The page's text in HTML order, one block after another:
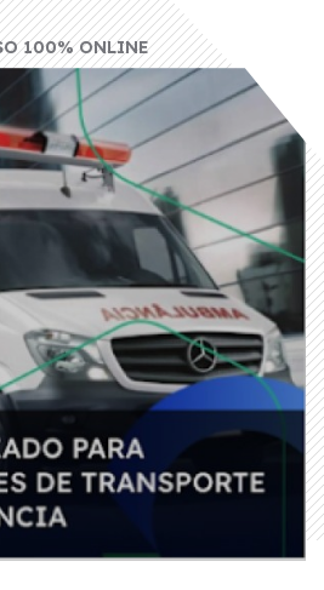
100% ONLINE